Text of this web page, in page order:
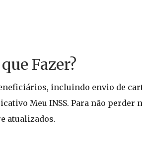
Fazer?
incluindo envio de
Meu INSS. Para não
atualizados.